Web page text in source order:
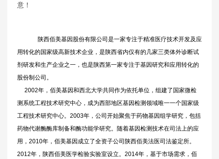
意！
陕西佰美基因股份有限公司是一家专注于精准医疗技术开发及应
用转化的国家级高新技术企业，是陕西省内仅有的几家三类体外诊断试
剂研发和生产企业之一，也是陕西第一家专注于基因研究和应用转化的
股份制公司。
2002年，佰美基因和西北大学共同作为依托单位，组建了国家微检
测系统工程技术研究中心，成为西部地区基因检测领域唯一一个国家级
工程技术研究中心。2003年，公司开始聚焦于药物基因组学研究，包括
药物代谢酶酶库制备和酶功能学研究。随着基因检测技术在司法上的应
用，2010年，佰美基因成立了全资子公司陕西佰美法医司法鉴定所。
2012年，陕西佰美医学检验实验室设立。2014年，基于市场需求，佰